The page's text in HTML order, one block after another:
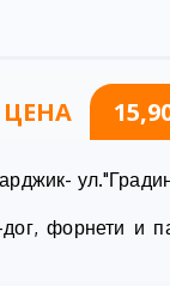
ЦЕНА
форнети и